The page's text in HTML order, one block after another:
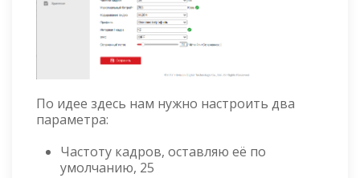
По идее здесь нам нужно настроить два
параметра:
Частоту кадров, оставляю её по
умолчанию, 25